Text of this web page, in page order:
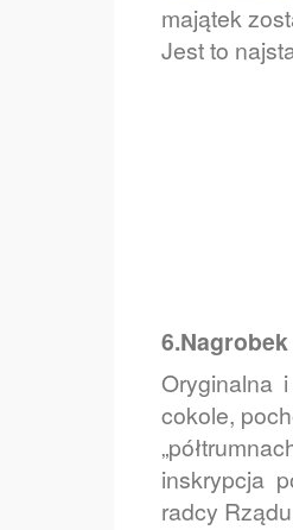
majątek
Jest to
Oryginalna
cokole,
inskrypcja
radcy